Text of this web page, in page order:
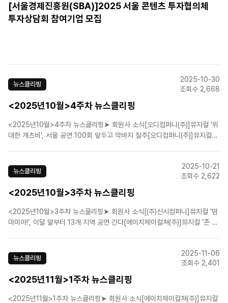
[서울경제진흥원(SBA)]2025 서울 콘텐츠 투자협의체
투자상담회 참여기업 모집
뉴스클리핑
2025-10-30
조회수 2,668
<2025년10월>4주차 뉴스클리핑
<2025년10월>4주차 뉴스클리핑➤ 회원사 소식[오디컴퍼니(주)]뮤지컬 '위
대한 개츠비', 서울 공연 100회 앞두고 막바지 질주[오디컴퍼니(주)]뮤지컬
러 공개…서정적 영상미로 기..
뉴스클리핑
2025-10-21
조회수 2,622
<2025년10월>3주차 뉴스클리핑
<2025년10월>3주차 뉴스클리핑➤ 회원사 소식[(주)신시컴퍼니]뮤지컬 ‘맘
마미아!’, 이달 말부터 13개 지역 공연 간다[에이치제이컬쳐(주)]뮤지컬 ‘존 도
리', 시즌 성황리 폐막[..
뉴스클리핑
2025-11-06
조회수 2,401
<2025년11월>1주차 뉴스클리핑
<2025년11월>1주차 뉴스클리핑➤ 회원사 소식[에이치제이컬쳐(주)]뮤지컬